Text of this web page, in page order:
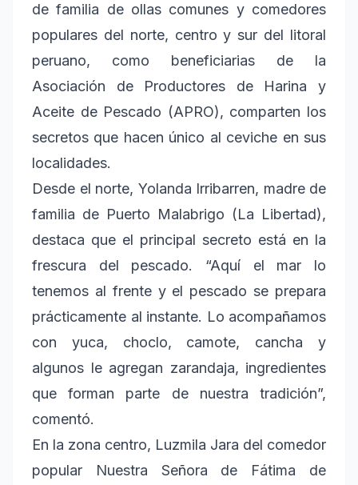
de familia de ollas comunes y comedores
populares del norte, centro y sur del litoral
peruano, como beneficiarias de la
Asociación de Productores de Harina y
Aceite de Pescado (APRO), comparten los
secretos que hacen único al ceviche en sus
localidades.
Desde el norte, Yolanda Irribarren, madre de
familia de Puerto Malabrigo (La Libertad),
destaca que el principal secreto está en la
frescura del pescado. “Aquí el mar lo
tenemos al frente y el pescado se prepara
prácticamente al instante. Lo acompañamos
con yuca, choclo, camote, cancha y
algunos le agregan zarandaja, ingredientes
que forman parte de nuestra tradición”,
comentó.
En la zona centro, Luzmila Jara del comedor
popular Nuestra Señora de Fátima de